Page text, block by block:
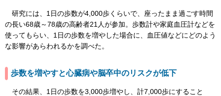
研究には、1日の歩数が4,000歩くらいで、座ったまま過ごす時間
の長い68歳～78歳の高齢者21人が参加。歩数計や家庭血圧計などを
使ってもらい、1日の歩数を増やした場合に、血圧値などにどのよう
な影響があらわれるかを調べた。
歩数を増やすと心臓病や脳卒中のリスクが低下
その結果、1日の歩数を3,000歩増やし、計7,000歩にすること